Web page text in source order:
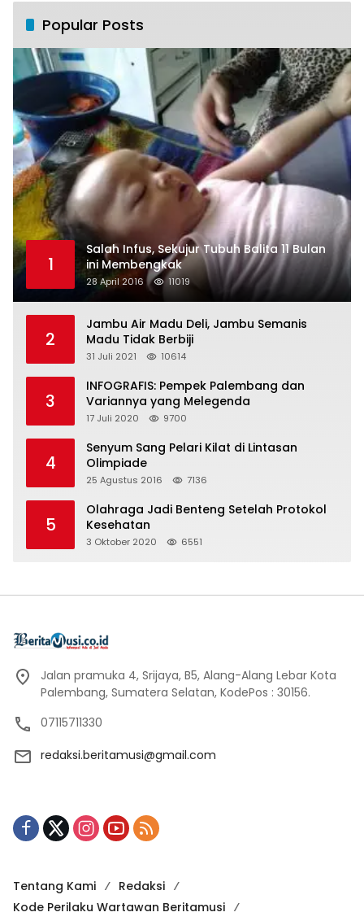
Popular Posts
1
Salah Infus, Sekujur Tubuh Balita 11 Bulan
ini Membengkak
28 April 2016 11019
2
Jambu Air Madu Deli, Jambu Semanis
Madu Tidak Berbiji
31 Juli 2021 10614
3
INFOGRAFIS: Pempek Palembang dan
Variannya yang Melegenda
17 Juli 2020 9700
4
Senyum Sang Pelari Kilat di Lintasan
Olimpiade
25 Agustus 2016 7136
5
Olahraga Jadi Benteng Setelah Protokol
Kesehatan
3 Oktober 2020 6551
Jalan pramuka 4, Srijaya, B5, Alang-Alang Lebar Kota
Palembang, Sumatera Selatan, KodePos : 30156.
07115711330
redaksi.beritamusi@gmail.com
Tentang Kami
Redaksi
Kode Perilaku Wartawan Beritamusi